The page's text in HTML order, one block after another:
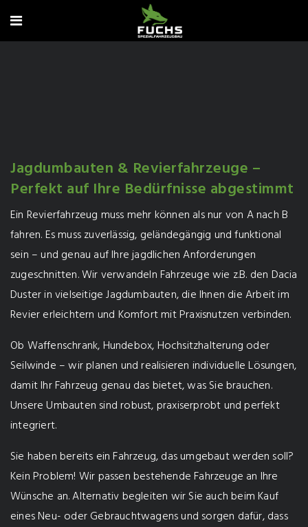
Jagdumbauten & Revierfahrzeuge –
Perfekt auf Ihre Bedürfnisse abgestimmt
Ein Revierfahrzeug muss mehr können als nur von A nach B
fahren. Es muss zuverlässig, geländegängig und funktional
sein – und genau auf Ihre jagdlichen Anforderungen
zugeschnitten. Wir verwandeln Fahrzeuge wie z.B. den Dacia
Duster in vielseitige Jagdumbauten, die Ihnen die Arbeit im
Revier erleichtern und Komfort mit Praxisnutzen verbinden.
Ob Waffenschrank, Hundebox, Hochsitzhalterung oder
Seilwinde – wir planen und realisieren individuelle Lösungen,
damit Ihr Fahrzeug genau das bietet, was Sie brauchen.
Unsere Umbauten sind robust, praxiserprobt und perfekt
integriert.
Sie haben bereits ein Fahrzeug, das umgebaut werden soll?
Kein Problem! Wir passen bestehende Fahrzeuge an Ihre
Wünsche an. Alternativ begleiten wir Sie auch beim Kauf
eines Neu- oder Gebrauchtwagens und sorgen dafür, dass